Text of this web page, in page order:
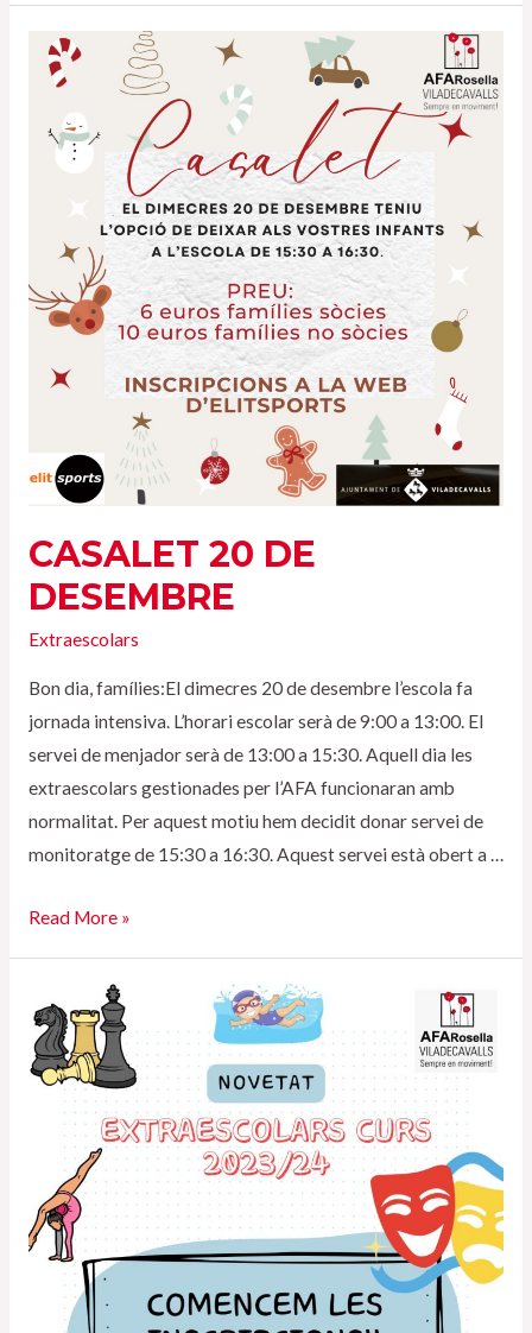
ROSELLA
CASALET 20 DE
DESEMBRE
Extraescolars
Bon dia, famílies:El dimecres 20 de desembre l’escola fa
jornada intensiva. L’horari escolar serà de 9:00 a 13:00. El
servei de menjador serà de 13:00 a 15:30. Aquell dia les
extraescolars gestionades per l’AFA funcionaran amb
normalitat. Per aquest motiu hem decidit donar servei de
monitoratge de 15:30 a 16:30. Aquest servei està obert a …
CASALET
DESEMBRE
Read More »